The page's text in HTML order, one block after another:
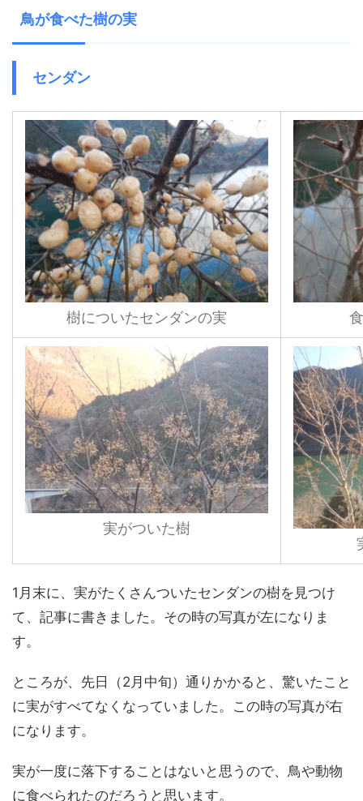
鳥が食べた樹の実
センダン
樹についたセンダンの実
実がついた樹
1月末に、実がたくさんついたセンダンの樹を見つけ
て、記事に書きました。その時の写真が左になりま
す。
ところが、先日（2月中旬）通りかかると、驚いたこと
に実がすべてなくなっていました。この時の写真が右
になります。
実が一度に落下することはないと思うので、鳥や動物
に食べられたのだろうと思います。